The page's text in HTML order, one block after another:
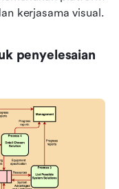
kerjasama visual.
penyelesaian